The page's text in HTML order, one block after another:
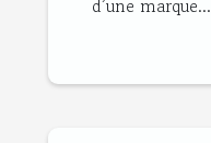
d’une marque...